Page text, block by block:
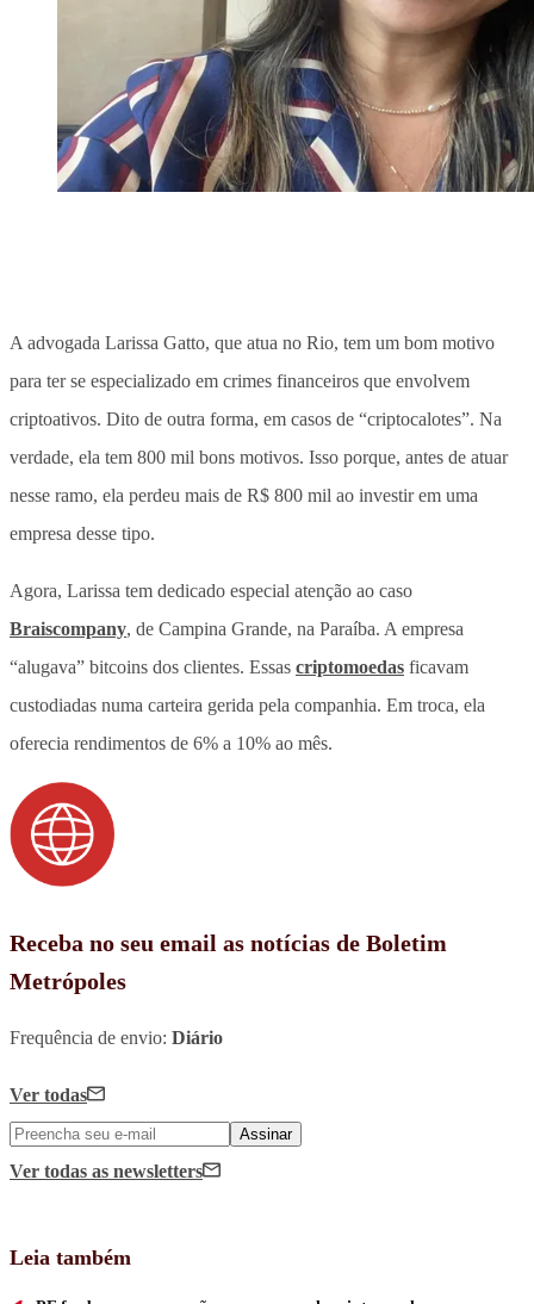
A advogada Larissa Gatto, que atua no Rio, tem um bom motivo
para ter se especializado em crimes financeiros que envolvem
criptoativos. Dito de outra forma, em casos de “criptocalotes”. Na
verdade, ela tem 800 mil bons motivos. Isso porque, antes de atuar
nesse ramo, ela perdeu mais de R$ 800 mil ao investir em uma
empresa desse tipo.
Agora, Larissa tem dedicado especial atenção ao caso
Braiscompany, de Campina Grande, na Paraíba. A empresa
“alugava” bitcoins dos clientes. Essas criptomoedas ficavam
custodiadas numa carteira gerida pela companhia. Em troca, ela
oferecia rendimentos de 6% a 10% ao mês.
Receba no seu email as notícias de Boletim
Metrópoles
Frequência de envio: Diário
Ver todas
Assinar
Ver todas as newsletters
Leia também